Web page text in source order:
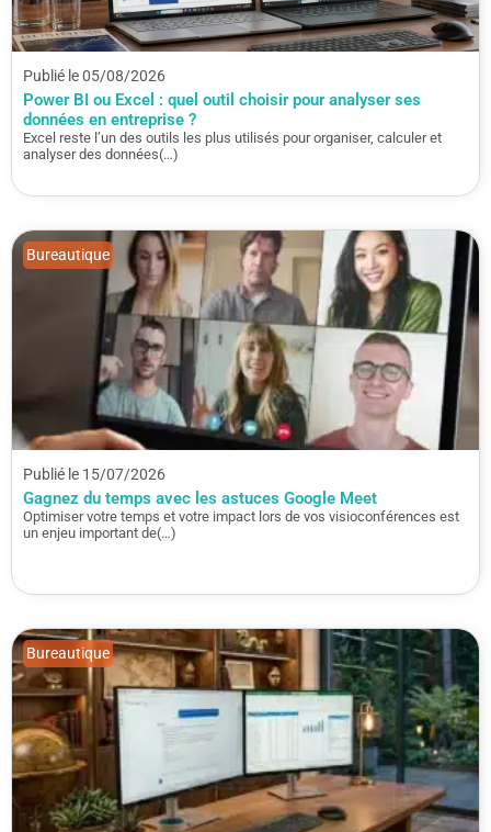
Publié le 05/08/2026
Power BI ou Excel : quel outil choisir pour analyser ses
données en entreprise ?
Excel reste l’un des outils les plus utilisés pour organiser, calculer et
analyser des données(…)
Publié le 15/07/2026
Gagnez du temps avec les astuces Google Meet
Optimiser votre temps et votre impact lors de vos visioconférences est
un enjeu important de(…)
Bureautique
Bureautique